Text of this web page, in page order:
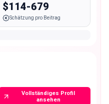
$114-679
Schätzung pro Beitrag
Vollständiges Profil
ansehen